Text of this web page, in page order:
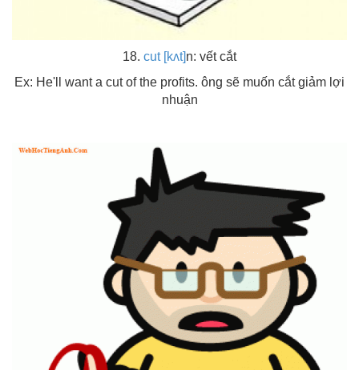
18. cut [kʌt]n: vết cắt
Ex: He'll want a cut of the profits. ông sẽ muốn cắt giảm lợi
nhuận